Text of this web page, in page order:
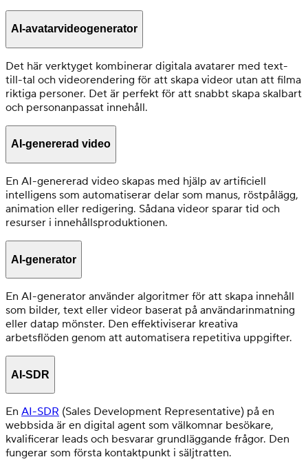
AI-avatarvideogenerator
Det här verktyget kombinerar digitala avatarer med text-
till-tal och videorendering för att skapa videor utan att filma
riktiga personer. Det är perfekt för att snabbt skapa skalbart
och personanpassat innehåll.
AI-genererad video
En AI-genererad video skapas med hjälp av artificiell
intelligens som automatiserar delar som manus, röstpålägg,
animation eller redigering. Sådana videor sparar tid och
resurser i innehållsproduktionen.
AI-generator
En AI-generator använder algoritmer för att skapa innehåll
som bilder, text eller videor baserat på användarinmatning
eller datap mönster. Den effektiviserar kreativa
arbetsflöden genom att automatisera repetitiva uppgifter.
AI-SDR
En AI-SDR (Sales Development Representative) på en
webbsida är en digital agent som välkomnar besökare,
kvalificerar leads och besvarar grundläggande frågor. Den
fungerar som första kontaktpunkt i säljtratten.